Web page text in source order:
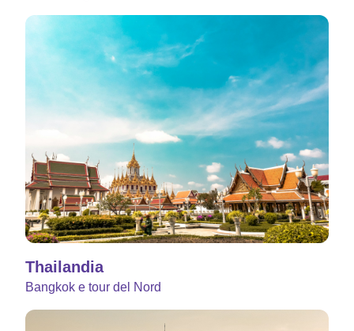
Thailandia
Bangkok e tour del Nord